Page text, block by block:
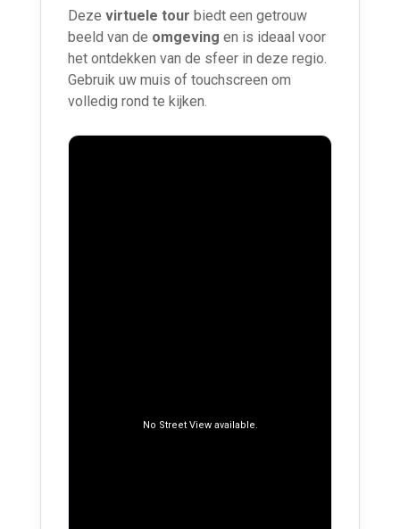
Deze virtuele tour biedt een getrouw
beeld van de omgeving en is ideaal voor
het ontdekken van de sfeer in deze regio.
Gebruik uw muis of touchscreen om
volledig rond te kijken.